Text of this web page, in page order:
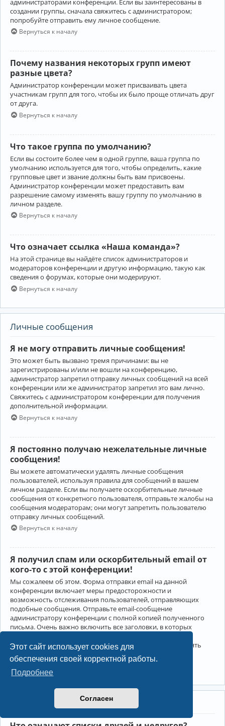
Этот сайт использует cookies для
обеспечения своей корректной работы.
Подробнее
Согласен
создании группы, сначала свяжитесь с администратором;
попробуйте отправить ему личное сообщение.
Вернуться к началу
Почему названия некоторых групп имеют
разные цвета?
Администратор конференции может присваивать цвета
участникам групп для того, чтобы их было проще отличать друг
от друга.
Вернуться к началу
Что такое группа по умолчанию?
Если вы состоите более чем в одной группе, ваша группа по
умолчанию используется для того, чтобы определить, какие
групповые цвет и звание должны быть вам присвоены.
Администратор конференции может предоставить вам
разрешение самому изменять вашу группу по умолчанию в
личном разделе.
Вернуться к началу
Что означает ссылка «Наша команда»?
На этой странице вы найдёте список администраторов и
модераторов конференции и другую информацию, такую как
сведения о форумах, которые они модерируют.
Вернуться к началу
Личные сообщения
Я не могу отправить личные сообщения!
Это может быть вызвано тремя причинами: вы не
зарегистрированы и/или не вошли на конференцию,
администратор запретил отправку личных сообщений на всей
конференции или же администратор запретил это вам лично.
Свяжитесь с администратором конференции для получения
дополнительной информации.
Вернуться к началу
Я постоянно получаю нежелательные личные
сообщения!
Вы можете автоматически удалять личные сообщения
пользователей, используя правила для сообщений в вашем
личном разделе. Если вы получаете оскорбительные личные
сообщения от конкретного пользователя, отправьте жалобы на
сообщения модераторам; они могут запретить пользователю
отправку личных сообщений.
Вернуться к началу
Я получил спам или оскорбительный email от
кого-то с этой конференции!
Мы сожалеем об этом. Форма отправки email на данной
конференции включает меры предосторожности и
возможность отслеживания пользователей, отправляющих
подобные сообщения. Отправьте email-сообщение
администратору конференции с полной копией полученного
письма. Очень важно включить все заголовки, в которых
Администратор конференции сможет в этом случае принять
меры.
Друзья и недруги